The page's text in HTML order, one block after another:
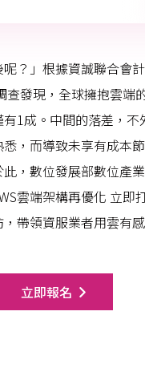
呢？」根據資誠聯合會
查發現，全球擁抱雲端
1成。中間的落差，不
，而導致未享有成本
，數位發展部數位產
雲端架構再優化 立即
帶領資服業者用雲有
立即報名